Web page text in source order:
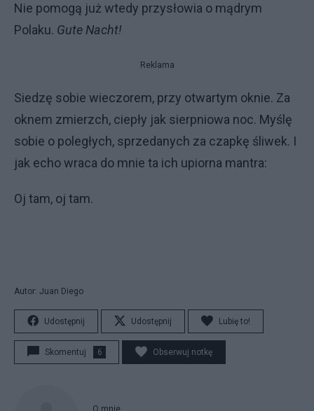
Nie pomogą już wtedy przysłowia o mądrym
Polaku. Gute Nacht!
Reklama
Siedzę sobie wieczorem, przy otwartym oknie. Za
oknem zmierzch, ciepły jak sierpniowa noc. Myślę
sobie o poległych, sprzedanych za czapkę śliwek. I
jak echo wraca do mnie ta ich upiorna mantra:
Oj tam, oj tam.
Autor: Juan Diego
Udostępnij Udostępnij Lubię to!
Skomentuj 6 Obserwuj notkę
O mnie